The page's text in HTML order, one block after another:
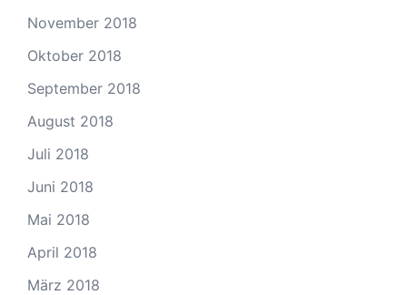
November 2018
Oktober 2018
September 2018
August 2018
Juli 2018
Juni 2018
Mai 2018
April 2018
März 2018